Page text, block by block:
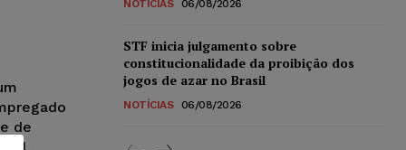
de
NOTÍCIAS 06/08/2026
STF inicia julgamento sobre
constitucionalidade da proibição dos
jogos de azar no Brasil
NOTÍCIAS 06/08/2026